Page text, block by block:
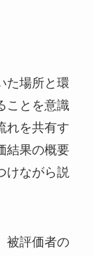
た場所と環
ことを意識
れを共有す
結果の概要
けながら説
被評価者の